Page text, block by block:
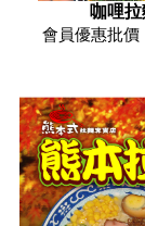
咖哩拉
會員優惠批價